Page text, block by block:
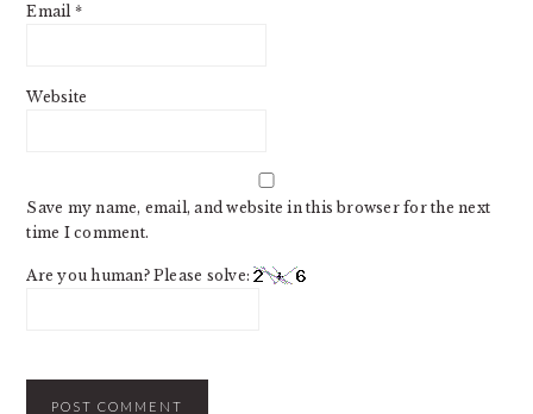
Email *
Website
Save my name, email, and website in this browser for the next
time I comment.
Are you human? Please solve: